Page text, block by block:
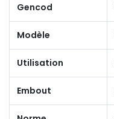
Gencod
Modèle
Utilisation
Embout